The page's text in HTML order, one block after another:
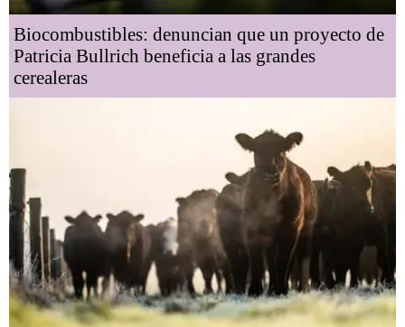
Biocombustibles: denuncian que un proyecto de
Patricia Bullrich beneficia a las grandes
cerealeras